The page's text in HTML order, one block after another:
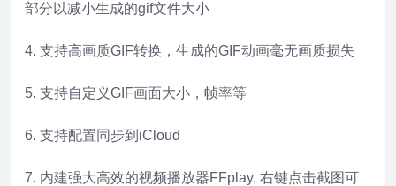
部分以减小生成的gif文件大小
4. 支持高画质GIF转换，生成的GIF动画毫无画质损失
5. 支持自定义GIF画面大小，帧率等
6. 支持配置同步到iCloud
7. 内建强大高效的视频播放器FFplay, 右键点击截图可